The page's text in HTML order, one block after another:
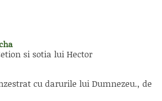
si sotia lui Hector
cu darurile lui Dumnezeu., de